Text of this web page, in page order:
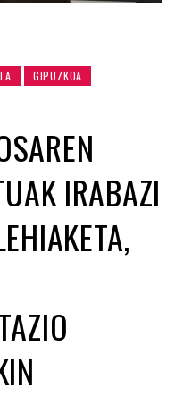
GIPUZKOA
IRABAZI